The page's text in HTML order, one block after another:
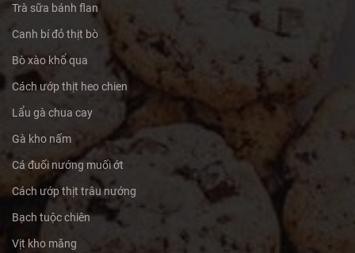
Trà sữa bánh flan
Canh bí đỏ thịt bò
Bò xào khổ qua
Cách ướp thịt heo chien
Lẩu gà chua cay
Gà kho nấm
Cá đuối nướng muối ớt
Cách ướp thịt trâu nướng
Bạch tuộc chiên
Vịt kho măng